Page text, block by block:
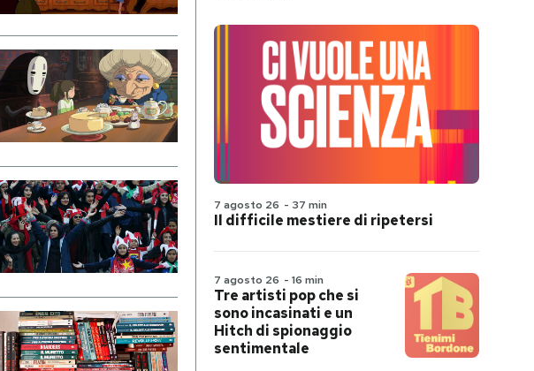
7 agosto 26 - 37 min
Il difficile mestiere di ripetersi
7 agosto 26 - 16 min
Tre artisti pop che si
sono incasinati e un
Hitch di spionaggio
sentimentale